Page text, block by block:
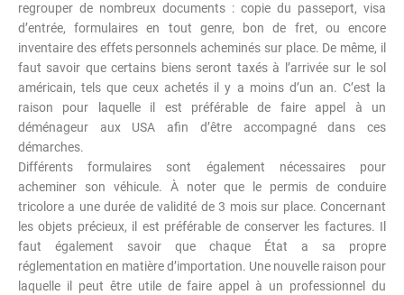
regrouper de nombreux documents : copie du passeport, visa
d’entrée, formulaires en tout genre, bon de fret, ou encore
inventaire des effets personnels acheminés sur place. De même, il
faut savoir que certains biens seront taxés à l’arrivée sur le sol
américain, tels que ceux achetés il y a moins d’un an. C’est la
raison pour laquelle il est préférable de faire appel à un
déménageur aux USA afin d’être accompagné dans ces
démarches.
Différents formulaires sont également nécessaires pour
acheminer son véhicule. À noter que le permis de conduire
tricolore a une durée de validité de 3 mois sur place. Concernant
les objets précieux, il est préférable de conserver les factures. Il
faut également savoir que chaque État a sa propre
réglementation en matière d’importation. Une nouvelle raison pour
laquelle il peut être utile de faire appel à un professionnel du